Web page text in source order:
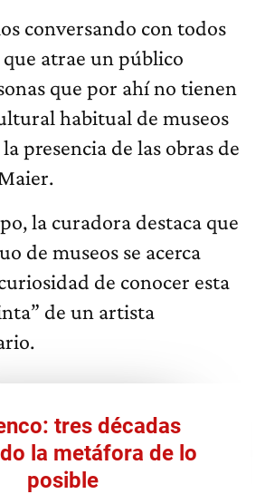
conversando con todos
que atrae un público
que por ahí no tienen
habitual de museos
presencia de las obras de
la curadora destaca que
de museos se acerca
de conocer esta
de un artista
tres décadas
la metáfora de lo
posible